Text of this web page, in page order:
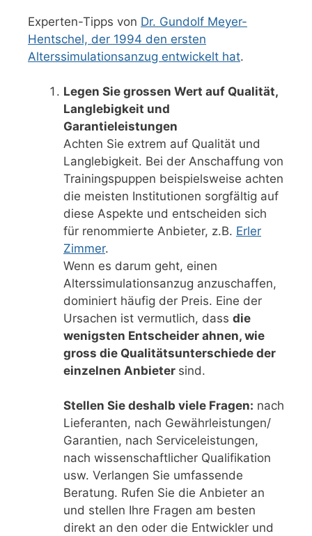
Experten-Tipps von Dr. Gundolf Meyer-
Hentschel, der 1994 den ersten
Alterssimulationsanzug entwickelt hat.
Legen Sie grossen Wert auf Qualität,
Langlebigkeit und
Garantieleistungen
Achten Sie extrem auf Qualität und
Langlebigkeit. Bei der Anschaffung von
Trainingspuppen beispielsweise achten
die meisten Institutionen sorgfältig auf
diese Aspekte und entscheiden sich
für renommierte Anbieter, z.B. Erler
Zimmer.
Wenn es darum geht, einen
Alterssimulationsanzug anzuschaffen,
dominiert häufig der Preis. Eine der
Ursachen ist vermutlich, dass die
wenigsten Entscheider ahnen, wie
gross die Qualitätsunterschiede der
einzelnen Anbieter sind.
Stellen Sie deshalb viele Fragen: nach
Lieferanten, nach Gewährleistungen/
Garantien, nach Serviceleistungen,
nach wissenschaftlicher Qualifikation
usw. Verlangen Sie umfassende
Beratung. Rufen Sie die Anbieter an
und stellen Ihre Fragen am besten
direkt an den oder die Entwickler und